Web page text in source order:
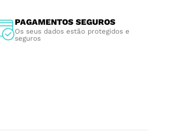
PAGAMENTOS SEGUROS
Os seus dados estão protegidos e
seguros